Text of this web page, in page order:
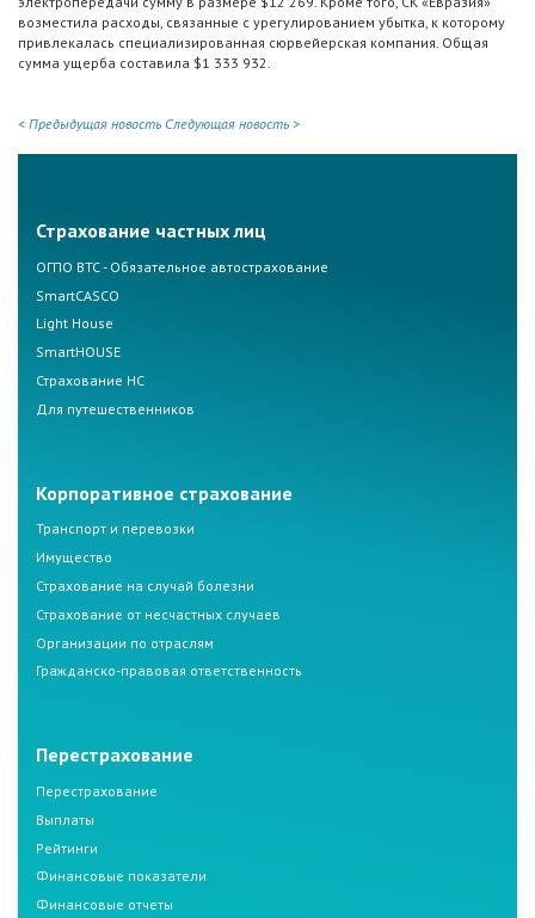
возместила расходы, связанные с урегулированием убытка, к которому
привлекалась специализированная сюрвейерская компания. Общая
сумма ущерба составила $1 333 932.
< Предыдущая новость Следующая новость >
Страхование частных лиц
ОГПО ВТС - Обязательное автострахование
SmartCASCO
Light House
SmartHOUSE
Страхование НС
Для путешественников
Корпоративное страхование
Транспорт и перевозки
Имущество
Страхование на случай болезни
Страхование от несчастных случаев
Организации по отраслям
Гражданско-правовая ответственность
Перестрахование
Перестрахование
Выплаты
Рейтинги
Финансовые показатели
Финансовые отчеты